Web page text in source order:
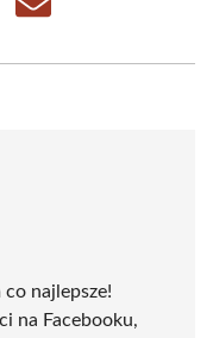
Share
najlepsze!
na Facebooku,